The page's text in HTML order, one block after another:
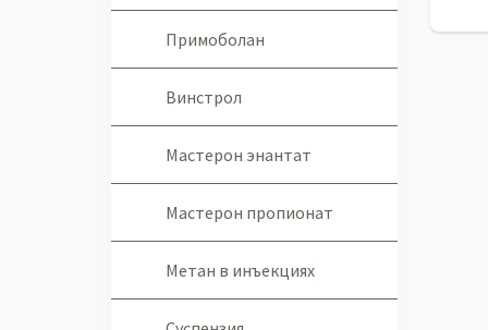
Примоболан
Винстрол
Мастерон энантат
Мастерон пропионат
Метан в инъекциях